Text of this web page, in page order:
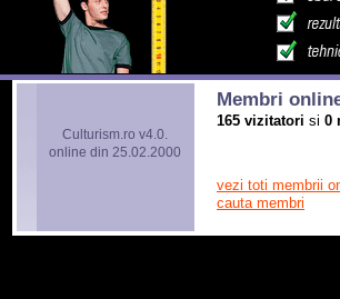
Culturism.ro v4.0.
online din 25.02.2000
Membri
165 vizitatori si 0
vezi toti membrii
cauta membri